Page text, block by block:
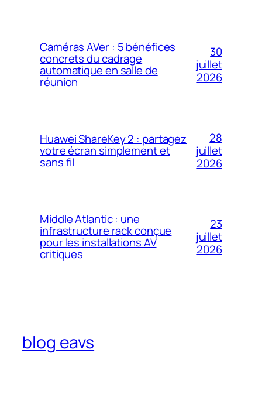
Caméras AVer : 5 bénéfices
concrets du cadrage
automatique en salle de
réunion
30
juillet
2026
Huawei ShareKey 2 : partagez
votre écran simplement et
sans fil
28
juillet
2026
Middle Atlantic : une
infrastructure rack conçue
pour les installations AV
critiques
23
juillet
2026
blog eavs